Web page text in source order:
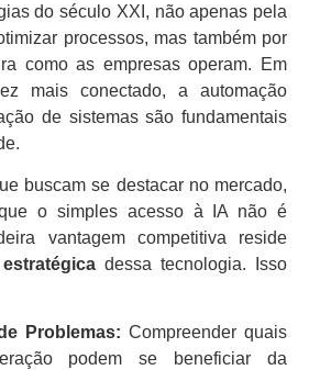
do século XXI, não apenas pela
processos, mas também por
como as empresas operam. Em
mais conectado, a automação
de sistemas são fundamentais
buscam se destacar no mercado,
o simples acesso à IA não é
vantagem competitiva reside
dessa tecnologia. Isso
Problemas: Compreender quais
podem se beneficiar da